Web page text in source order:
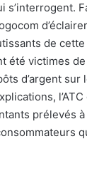
s’interrogent.
de
été victimes
d’argent sur
prélevés